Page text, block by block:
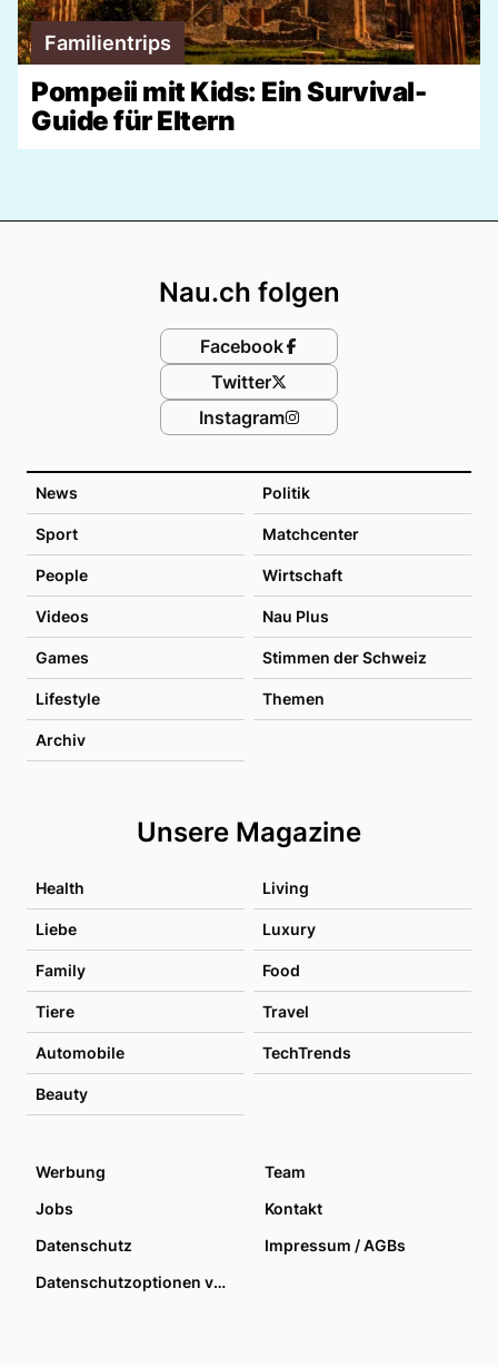
Familientrips
Pompeii mit Kids: Ein Survival-
Guide für Eltern
News Politik
Sport Matchcenter
People Wirtschaft
Videos Nau Plus
Games Stimmen der Schweiz
Lifestyle Themen
Archiv
Unsere Magazine
Health Living
Liebe Luxury
Family Food
Tiere Travel
Automobile TechTrends
Beauty
Nau.ch folgen
Facebook
Twitter
Instagram
Werbung
Team
Jobs
Kontakt
Datenschutz
Impressum / AGBs
Datenschutzoptionen verwalten